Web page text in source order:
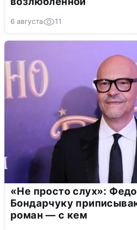
6 августа 11
«Не просто слух»:
Бондарчуку
роман — с кем